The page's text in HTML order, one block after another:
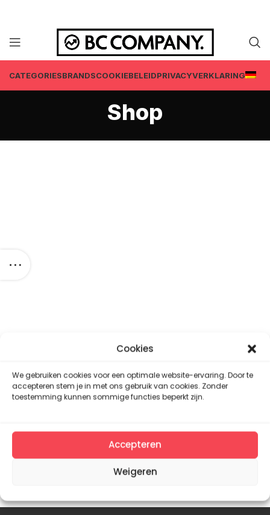
Cookies
We gebruiken cookies voor een optimale website-ervaring. Door te
accepteren stem je in met ons gebruik van cookies. Zonder
toestemming kunnen sommige functies beperkt zijn.
Accepteren
Weigeren
CATEGORIESBRANDSCOOKIEBELEIDPRIVACYVERKLARING
Shop